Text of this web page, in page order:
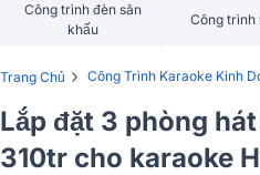
Công trình đèn sân
khấu
Công trình
Trang Chủ › Công Trình Karaoke Kinh
Lắp đặt 3 phòng
310tr cho karaoke